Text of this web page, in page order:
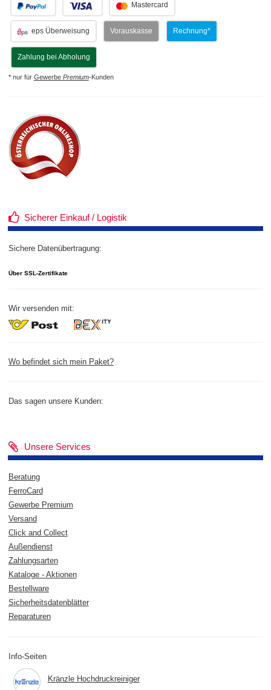
Mastercard
eps Überweisung Vorauskasse Rechnung*
Zahlung bei Abholung
* nur für Gewerbe Premium-Kunden
Sicherer Einkauf / Logistik
Sichere Datenübertragung:
Über SSL-Zertifikate
Wir versenden mit:
Wo befindet sich mein Paket?
Das sagen unsere Kunden:
Unsere Services
Beratung
FerroCard
Gewerbe Premium
Versand
Click and Collect
Außendienst
Zahlungsarten
Kataloge - Aktionen
Bestellware
Sicherheitsdatenblätter
Reparaturen
Info-Seiten
Kränzle Hochdruckreiniger